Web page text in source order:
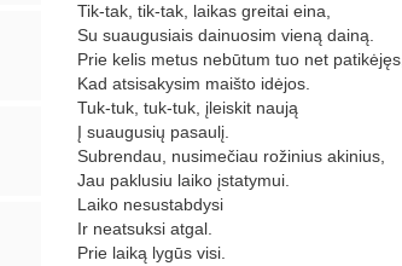
Tik-tak, tik-tak, laikas greitai eina,
Su suaugusiais dainuosim vieną dainą.
Prie kelis metus nebūtum tuo net patikėjęs,
Kad atsisakysim maišto idėjos.
Tuk-tuk, tuk-tuk, įleiskit naują
Į suaugusių pasaulį.
Subrendau, nusimečiau rožinius akinius,
Jau paklusiu laiko įstatymui.
Laiko nesustabdysi
Ir neatsuksi atgal.
Prie laiką lygūs visi.